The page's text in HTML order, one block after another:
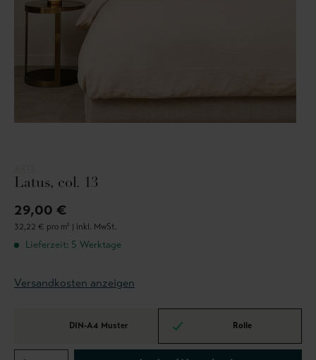
Latus, col. 13
29,00 €
32,22 € pro m² | inkl. MwSt.
Lieferzeit: 5 Werktage
Versandkosten anzeigen
DIN-A4 Muster Rolle